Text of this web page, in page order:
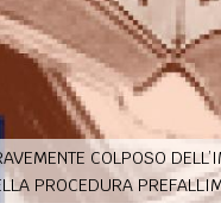
COLPOSO
PROCEDURA